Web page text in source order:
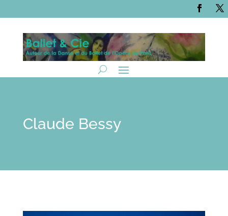
Claude Bessy